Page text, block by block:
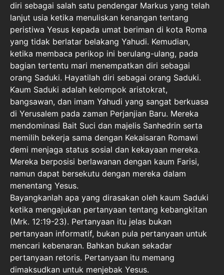
diri sebagai salah satu pendengar Markus yang telah
lanjut usia ketika menuliskan kenangan tentang
peristiwa Yesus kepada umat beriman di kota Roma
yang tidak berlatar belakang Yahudi. Kemudian,
ketika membaca perikop ini berulang-ulang, pada
bagian tertentu mari menempatkan diri sebagai
orang Saduki. Hayatilah diri sebagai orang Saduki.
Kaum Saduki adalah kelompok aristokrat,
bangsawan, dan imam Yahudi yang sangat berkuasa
di Yerusalem pada zaman Perjanjian Baru. Mereka
mendominasi Bait Suci dan majelis Sanhedrin serta
memilih bekerja sama dengan Kekaisaran Romawi
demi menjaga status sosial dan kekayaan mereka.
Mereka berposisi berlawanan dengan kaum Farisi,
namun dapat bersekutu dengan mereka dalam
menentang Yesus.
Bayangkanlah apa yang dirasakan oleh kaum Saduki
ketika mengajukan pertanyaan tentang kebangkitan
(Mrk. 12:19-23). Pertanyaan itu jelas bukan
pertanyaan informatif, bukan pula pertanyaan untuk
mencari kebenaran. Bahkan bukan sekadar
pertanyaan retoris. Pertanyaan itu memang
dimaksudkan untuk menjebak Yesus.